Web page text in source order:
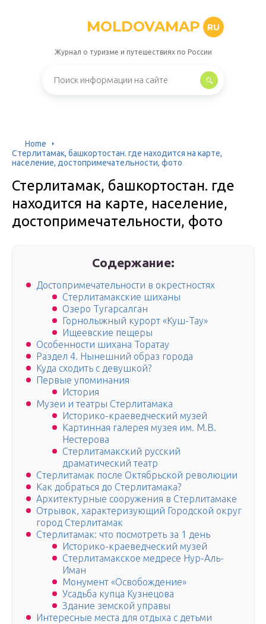
MOLDOVAMAP RU
Журнал о туризме и путешествиях по России
Home
Стерлитамак, башкортостан. где находится на карте,
население, достопримечательности, фото
Стерлитамак, башкортостан. где
находится на карте, население,
достопримечательности, фото
Содержание:
Достопримечательности в окрестностях
Стерлитамакские шиханы
Озеро Тугарсалган
Горнолыжный курорт «Куш-Тау»
Ищеевские пещеры
Особенности шихана Торатау
Раздел 4. Нынешний образ города
Куда сходить с девушкой?
Первые упоминания
История
Музеи и театры Стерлитамака
Историко-краеведческий музей
Картинная галерея музея им. М.В.
Нестерова
Стерлитамакский русский
драматический театр
Стерлитамак после Октябрьской революции
Как добраться до Стерлитамака?
Архитектурные сооружения в Стерлитамаке
Отрывок, характеризующий Городской округ
город Стерлитамак
Стерлитамак: что посмотреть за 1 день
Историко-краеведческий музей
Стерлитамакское медресе Нур-Аль-
Иман
Монумент «Освобождение»
Усадьба купца Кузнецова
Здание земской управы
Интересные места для отдыха с детьми